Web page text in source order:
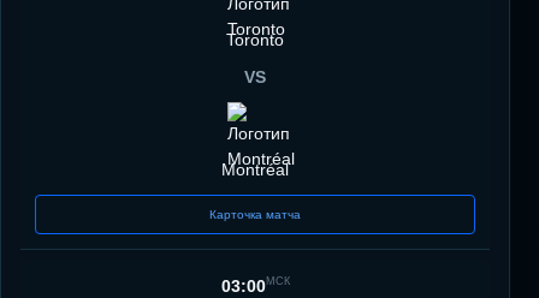
Toronto
VS
Montréal
Карточка матча
03:00МСК